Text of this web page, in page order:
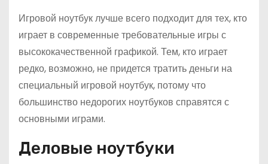
Игровой ноутбук лучше всего подходит для тех, кто
играет в современные требовательные игры с
высококачественной графикой. Тем, кто играет
редко, возможно, не придется тратить деньги на
специальный игровой ноутбук, потому что
большинство недорогих ноутбуков справятся с
основными играми.
Деловые ноутбуки